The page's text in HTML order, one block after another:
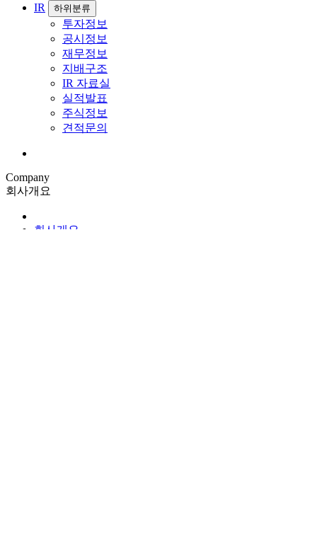
IR
하위분류
투자정보
공시정보
재무정보
지배구조
IR 자료실
실적발표
주식정보
견적문의
Company
회사개요
회사개요